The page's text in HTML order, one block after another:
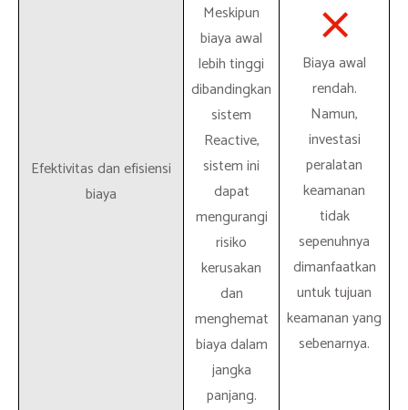
Efektivitas dan efisiensi
biaya
Meskipun
biaya awal
lebih tinggi
dibandingkan
sistem
Reactive,
sistem ini
dapat
mengurangi
risiko
kerusakan
dan
menghemat
biaya dalam
jangka
panjang.
Biaya awal
rendah.
Namun,
investasi
peralatan
keamanan
tidak
sepenuhnya
dimanfaatkan
untuk tujuan
keamanan yang
sebenarnya.